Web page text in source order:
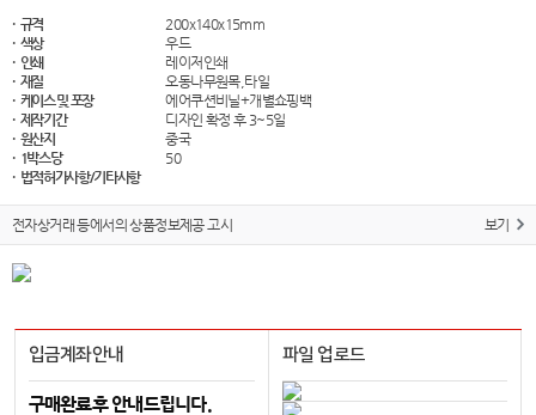
· 규격
200x140x15mm
· 색상
우드
· 인쇄
레이저인쇄
· 재질
오동나무원목,타일
· 케이스 및 포장
에어쿠션비닐+개별쇼핑백
· 제작기간
디자인 확정 후 3~5일
· 원산지
중국
· 1박스당
50
· 법적허가사항/기타사항
전자상거래 등에서의 상품정보제공 고시 보기
입금계좌안내
구매완료후 안내드립니다.
파일 업로드